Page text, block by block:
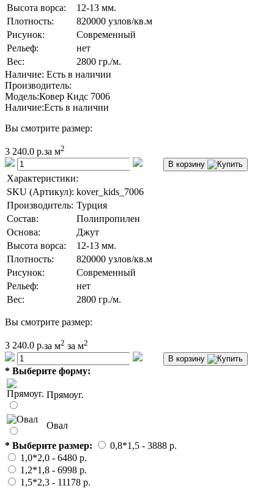
Высота ворса:
12-13 мм.
Плотность:
820000 узлов/кв.м
Рисунок:
Современный
Рельеф:
нет
Вес:
2800 гр./м.
Наличие: Есть в наличии
Производитель:
Модель:Ковер Кидс 7006
Наличие:Есть в наличии
Вы смотрите размер:
3 240.0 р.за м2
В корзину
Характеристики:
SKU (Артикул): kover_kids_7006
Производитель: Турция
Состав:
Полипропилен
Основа:
Джут
Высота ворса:
12-13 мм.
Плотность:
820000 узлов/кв.м
Рисунок:
Современный
Рельеф:
нет
Вес:
2800 гр./м.
Вы смотрите размер:
3 240.0 р.за м2 за м2
В корзину
* Выберите форму:
Прямоуг.
Овал
* Выберите размер: 0,8*1,5 - 3888 p.
1,0*2,0 - 6480 p.
1,2*1,8 - 6998 p.
1,5*2,3 - 11178 p.